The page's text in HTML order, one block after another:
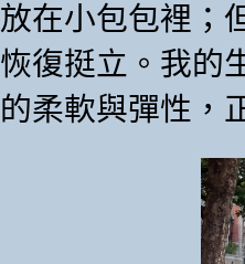
放在小包包裡；
恢復挺立。我的
的柔軟與彈性，